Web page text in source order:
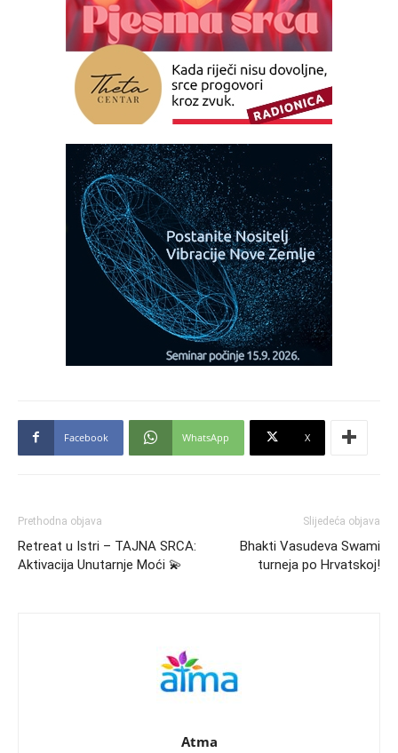
Facebook WhatsApp X
Prethodna objava
Retreat u Istri – TAJNA SRCA:
Aktivacija Unutarnje Moći 💫
Slijedeća objava
Bhakti Vasudeva Swami
turneja po Hrvatskoj!
Atma